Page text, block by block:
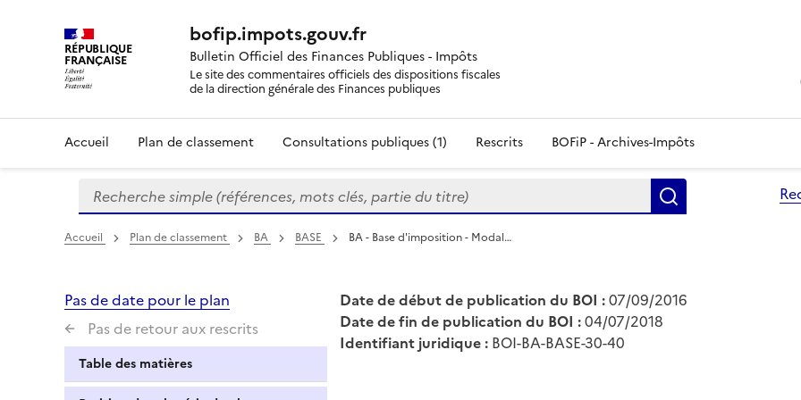
RÉPUBLIQUE
FRANÇAISE
bofip.impots.gouv.fr
Bulletin Officiel des Finances Publiques - Impôts
Le site des commentaires officiels des dispositions fiscales
de la direction générale des Finances publiques
Accueil Plan de classement Consultations publiques (1) Rescrits BOFiP - Archives-Impôts
Formulaire
de
recherche
Recherche simple (références, mots clés, partie du titre)
Accueil Plan de classement BA BASE BA - Base d'imposition - Modal…
Pas de date pour le plan
Pas de retour aux rescrits
Table des matières
Date de début de publication du BOI :07/09/2016
Date de fin de publication du BOI :04/07/2018
Identifiant juridique : BOI-BA-BASE-30-40